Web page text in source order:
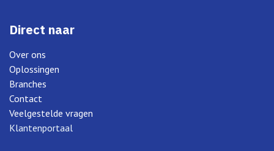
Direct naar
Over ons
Oplossingen
Branches
Contact
Veelgestelde vragen
Klantenportaal